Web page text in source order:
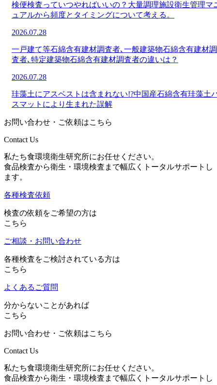
検便検査っていつやればいいの？大量調理施設衛生管理マ
ュアルから頻度とタイミングについて考える。
2026.07.28
一戸建て等石綿含有建材調査者､一般建築物石綿含有建材調
査者､特定建築物石綿含有建材調査者の違いは？
2026.07.28
珪藻土にアスベストは含まれない!?中国産石綿含有珪藻土
スマットにより生まれた誤解
お問い合わせ・ご依頼はこちら
Contact Us
私たち食環境衛生研究所にお任せください。
食品検査から衛生・環境検査まで幅広くトータルサポートし
ます。
各種検査依頼
検査の依頼をご希望の方は
こちら
ご相談・お問い合わせ
各種検査をご検討されている方は
こちら
よくあるご質問
分からないことがあれば
こちら
お問い合わせ・ご依頼はこちら
Contact Us
私たち食環境衛生研究所にお任せください。
食品検査から衛生・環境検査まで幅広くトータルサポートし